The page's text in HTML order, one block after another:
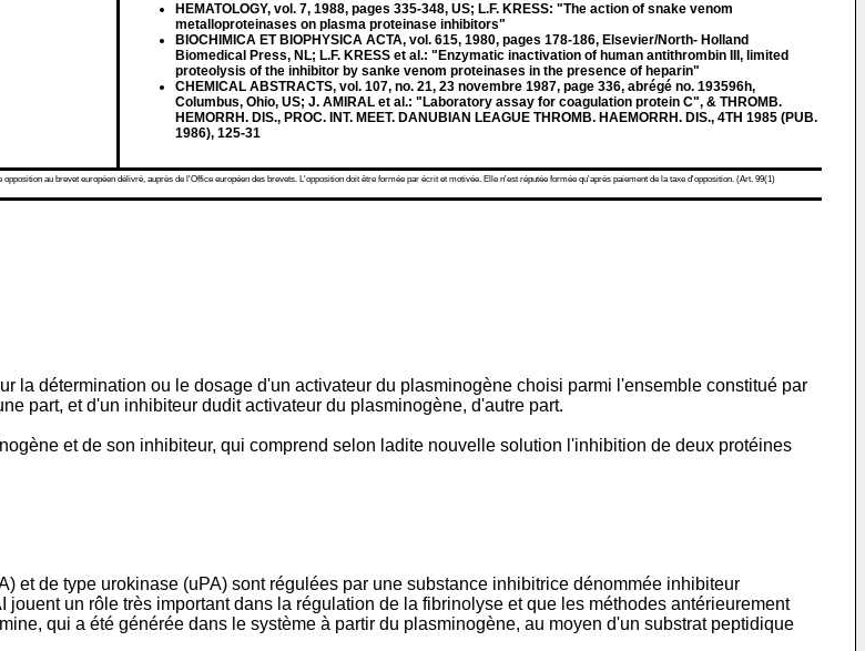
HEMATOLOGY, vol. 7, 1988, pages 335-348, US; L.F. KRESS: "The action of snake venom
metalloproteinases on plasma proteinase inhibitors"
BIOCHIMICA ET BIOPHYSICA ACTA, vol. 615, 1980, pages 178-186, Elsevier/North- Holland
Biomedical Press, NL; L.F. KRESS et al.: "Enzymatic inactivation of human antithrombin III, limited
proteolysis of the inhibitor by sanke venom proteinases in the presence of heparin"
CHEMICAL ABSTRACTS, vol. 107, no. 21, 23 novembre 1987, page 336, abrégé no. 193596h,
Columbus, Ohio, US; J. AMIRAL et al.: "Laboratory assay for coagulation protein C", & THROMB.
HEMORRH. DIS., PROC. INT. MEET. DANUBIAN LEAGUE THROMB. HAEMORRH. DIS., 4TH 1985 (PUB.
1986), 125-31
au brevet européen délivré, auprès de l'Office européen des brevets. L'opposition doit être formée par écrit et motivée. Elle n'est réputée formée qu'après paiement de la taxe d'opposition. (Art. 99(1)
la détermination ou le dosage d'un activateur du plasminogène choisi parmi l'ensemble constitué par
part, et d'un inhibiteur dudit activateur du plasminogène, d'autre part.
et de son inhibiteur, qui comprend selon ladite nouvelle solution l'inhibition de deux protéines
et de type urokinase (uPA) sont régulées par une substance inhibitrice dénommée inhibiteur
un rôle très important dans la régulation de la fibrinolyse et que les méthodes antérieurement
qui a été générée dans le système à partir du plasminogène, au moyen d'un substrat peptidique